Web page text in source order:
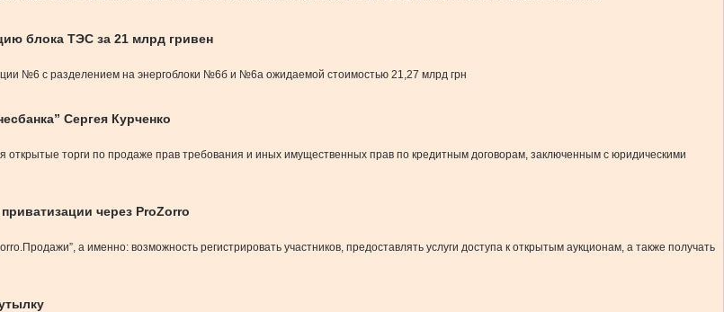
блока ТЭС за 21 млрд гривен
№6 с разделением на энергоблоки №6б и №6а ожидаемой стоимостью 21,27 млрд грн
Сергея Курченко
открытые торги по продаже прав требования и иных имущественных прав по кредитным договорам, заключенным с юридическими
через ProZorro
а именно: возможность регистрировать участников, предоставлять услуги доступа к открытым аукционам, а также получать